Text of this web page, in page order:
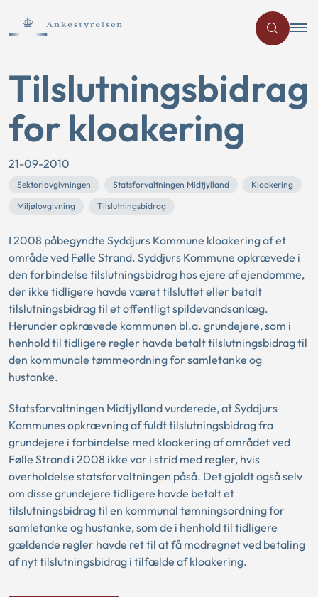
Tilslutningsbidrag
for kloakering
21-09-2010
Sektorlovgivningen Statsforvaltningen Midtjylland
Kloakering
Miljølovgivning
Tilslutningsbidrag
I 2008 påbegyndte Syddjurs Kommune kloakering af et
område ved Følle Strand. Syddjurs Kommune opkrævede i
den forbindelse tilslutningsbidrag hos ejere af ejendomme,
der ikke tidligere havde været tilsluttet eller betalt
tilslutningsbidrag til et offentligt spildevandsanlæg.
Herunder opkrævede kommunen bl.a. grundejere, som i
henhold til tidligere regler havde betalt tilslutningsbidrag til
den kommunale tømmeordning for samletanke og
hustanke.
Statsforvaltningen Midtjylland vurderede, at Syddjurs
Kommunes opkrævning af fuldt tilslutningsbidrag fra
grundejere i forbindelse med kloakering af området ved
Følle Strand i 2008 ikke var i strid med regler, hvis
overholdelse statsforvaltningen påså. Det gjaldt også selv
om disse grundejere tidligere havde betalt et
tilslutningsbidrag til en kommunal tømningsordning for
samletanke og hustanke, som de i henhold til tidligere
gældende regler havde ret til at få modregnet ved betaling
af nyt tilslutningsbidrag i tilfælde af kloakering.